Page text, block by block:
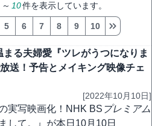
～ 10件を表示しています。
5 6 7 8 9 10
る夫婦愛『ツレがうつになりま
送！予告とメイキング映像チェ
[2022年10月10日]
実写映画化！NHK BS プレミアム
して。』が本日10月10日